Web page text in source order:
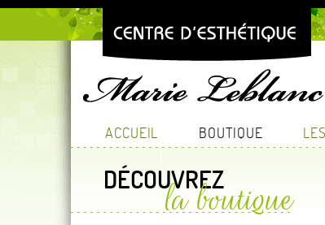
ACCUEIL BOUTIQUE
DÉCOUVREZla boutique